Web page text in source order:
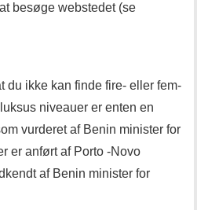
besøge webstedet (se
du ikke kan finde fire- eller fem-
niveauer er enten en
vurderet af Benin minister for
er anført af Porto -Novo
af Benin minister for